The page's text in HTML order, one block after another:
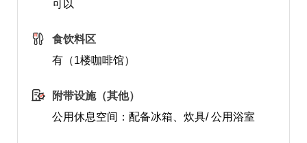
可以
食饮料区
有（1楼咖啡馆）
附带设施（其他）
公用休息空间：配备冰箱、炊具/ 公用浴室